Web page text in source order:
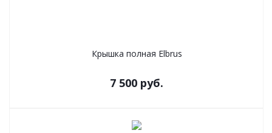
Крышка полная Elbrus
7 500 руб.